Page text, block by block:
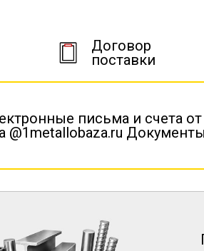
Договор
поставки
письма и счета
@1metallobaza.ru